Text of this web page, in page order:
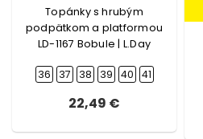
Topánky s hrubým
podpätkom a platformou
LD-1167 Bobule | L.Day
36 37 38 39 40 41
22,49 €